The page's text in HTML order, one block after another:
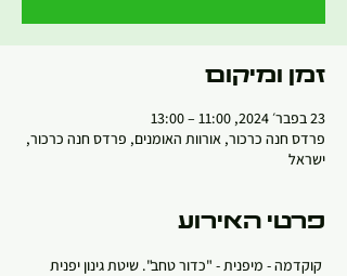
זמן ומיקום
23 בפבר׳ 2024, 11:00 – 13:00
פרדס חנה כרכור, אורוות האומנים, פרדס חנה כרכור,
ישראל
פרטי האירוע
קוקדמה - מיפנית - "כדור טחב". שיטת גינון יפנית